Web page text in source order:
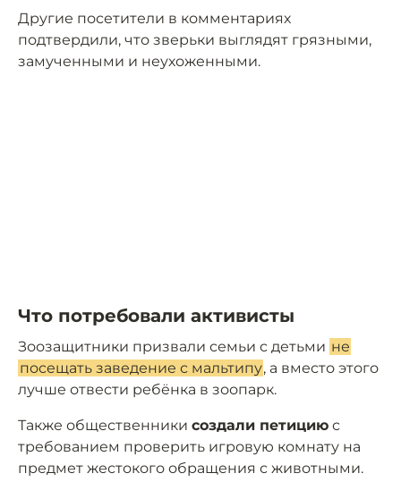
Другие посетители в комментариях
подтвердили, что зверьки выглядят грязными,
замученными и неухоженными.
Что потребовали активисты
Зоозащитники призвали семьи с детьми не
посещать заведение с мальтипу, а вместо этого
лучше отвести ребёнка в зоопарк.
Также общественники создали петицию с
требованием проверить игровую комнату на
предмет жестокого обращения с животными.